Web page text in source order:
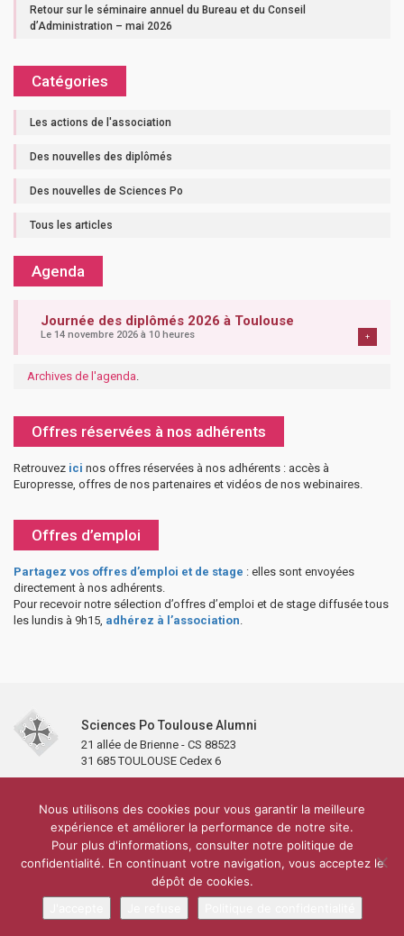
Retour sur le séminaire annuel du Bureau et du Conseil
d’Administration – mai 2026
Catégories
Les actions de l'association
Des nouvelles des diplômés
Des nouvelles de Sciences Po
Tous les articles
Agenda
Journée des diplômés 2026 à Toulouse
Le 14 novembre 2026 à 10 heures +
Archives de l'agenda
Offres réservées à nos adhérents
Retrouvez ici nos offres réservées à nos adhérents : accès à
Europresse, offres de nos partenaires et vidéos de nos webinaires.
Offres d’emploi
Partagez vos offres d’emploi et de stage : elles sont envoyées
directement à nos adhérents.
Pour recevoir notre sélection d’offres d’emploi et de stage diffusée tous
les lundis à 9h15, adhérez à l’association
Sciences Po Toulouse Alumni
21 allée de Brienne - CS 88523
31 685 TOULOUSE Cedex 6
Partenaires et soutiens
Lettre d’information
Réseaux sociaux
Sciences Po Toulouse
Carré Alumni de la bibliothèque de Sciences Po Toulouse
10 000 diplômés
Réseau ScPo
Mentions légales Politique de confidentialité
Plan du site
Conception & réalisation :CEREAL CONCEPT
Nous utilisons des cookies pour vous garantir la meilleure
expérience et améliorer la performance de notre site.
Pour plus d'informations, consulter notre politique de
confidentialité. En continuant votre navigation, vous acceptez le
dépôt de cookies.